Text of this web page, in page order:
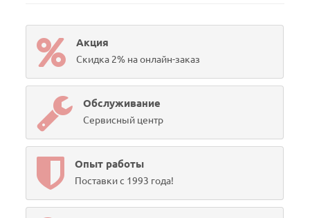
Акция
Скидка 2% на онлайн-заказ
Обслуживание
Сервисный центр
Опыт работы
Поставки с 1993 года!